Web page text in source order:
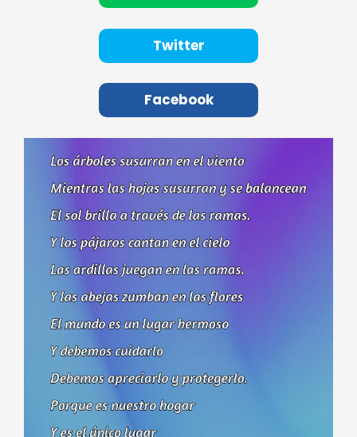
Twitter
Facebook